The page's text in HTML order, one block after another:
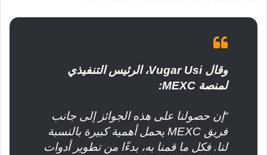
وقال Vugar Usi، الرئيس التنفيذي
لمنصة MEXC:
“إن حصولنا على هذه الجوائز إلى جانب
فريق MEXC يحمل أهمية كبيرة بالنسبة
لنا. فكل ما قمنا به، بدءًا من تطوير أدوات